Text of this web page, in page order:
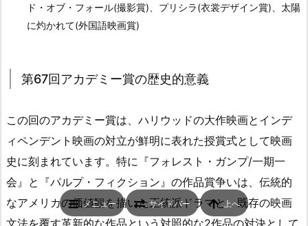
ド・オブ・フォール(撮影賞)、プリシラ(衣裳デザイン賞)、太陽
に灼かれて(外国語映画賞)
第67回アカデミー賞の歴史的意義
この回のアカデミー賞は、ハリウッドの大作映画とインデ
ィペンデント映画の対立が鮮明に表れた授賞式として映画
史に刻まれています。特に『フォレスト・ガンプ/一期一
会』と『パルプ・フィクション』の作品賞争いは、伝統的
なアメリカの価値観を描いた正統派ドラマと、既存の映画
文法を覆す革新的な作品という対照的な2作品の対決として
メニュー サイドバー 上へ